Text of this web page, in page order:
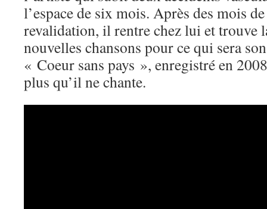
l’espace de six mois. Après des mois
revalidation, il rentre chez lui et trouve
nouvelles chansons pour ce qui sera
« Coeur sans pays », enregistré en
plus qu’il ne chante.